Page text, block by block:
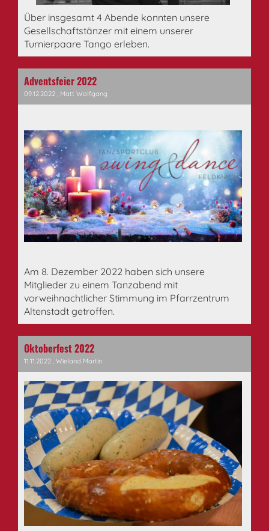
Über insgesamt 4 Abende konnten unsere
Gesellschaftstänzer mit einem unserer
Turnierpaare Tango erleben.
Adventsfeier 2022
09.12.2022 , Matt Wolfgang
Am 8. Dezember 2022 haben sich unsere
Mitglieder zu einem Tanzabend mit
vorweihnachtlicher Stimmung im Pfarrzentrum
Altenstadt getroffen.
Oktoberfest 2022
11.11.2022 , Wieland Martin